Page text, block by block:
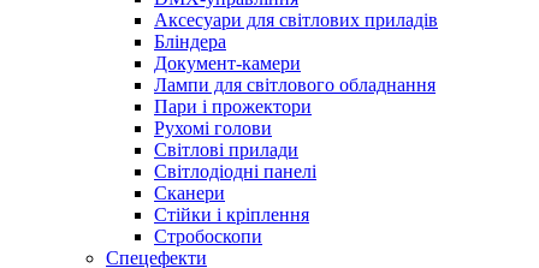
Аксесуари для світлових приладів
Бліндера
Документ-камери
Лампи для світлового обладнання
Пари і прожектори
Рухомі голови
Світлові прилади
Світлодіодні панелі
Сканери
Стійки і кріплення
Стробоскопи
Спецефекти